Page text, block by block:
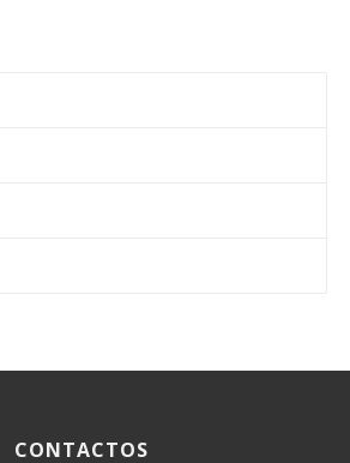
CONTACTOS